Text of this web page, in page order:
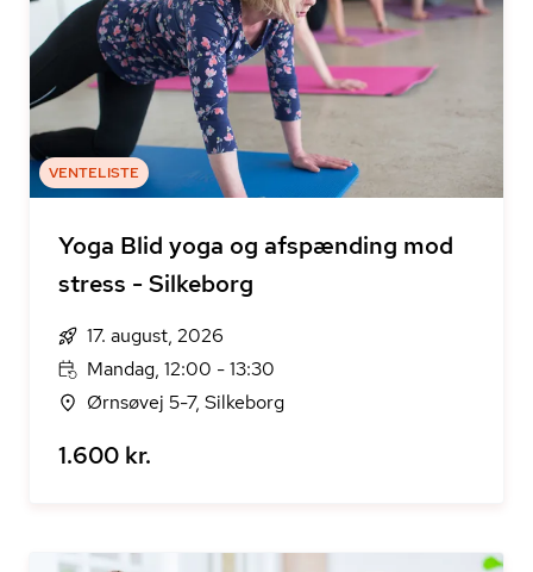
VENTELISTE
Yoga Blid yoga og afspænding mod
stress - Silkeborg
17. august, 2026
Mandag, 12:00 - 13:30
Ørnsøvej 5-7, Silkeborg
1.600 kr.